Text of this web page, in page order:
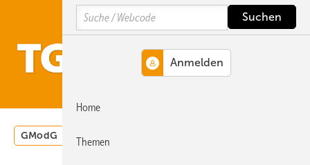
Hauptinhalt
Hauptmenü
SiteSearch
GModG Wärmepumpe
Search
Home
Themen